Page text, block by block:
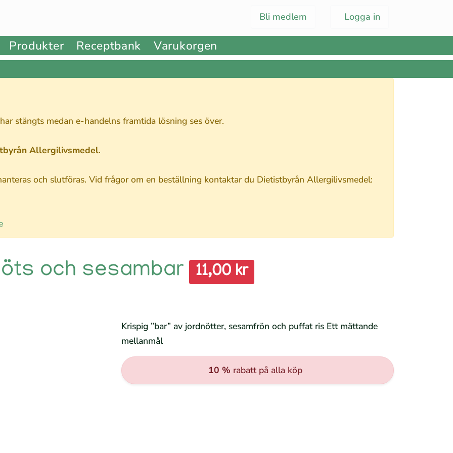
Logga in
Bli medlem
Produkter Receptbank Varukorgen
stängts medan e-handelns framtida lösning ses över.
Allergilivsmedel.
och slutföras. Vid frågor om en beställning kontaktar du Dietistbyrån Allergilivsmedel:
och sesambar 11,00 kr
Krispig ”bar” av jordnötter, sesamfrön och puffat ris Ett mättande
mellanmål
10 % rabatt på alla köp